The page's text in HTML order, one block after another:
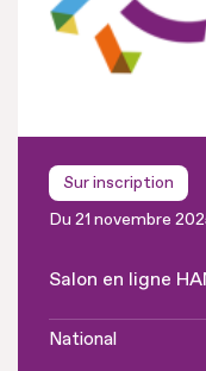
Sur inscription
Du 21 novembre
Salon en ligne
National